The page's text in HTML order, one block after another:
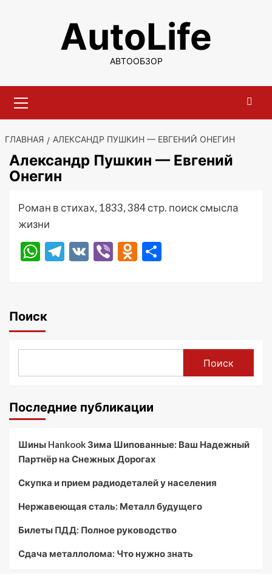
содержимомуAutoLife
АВТООБЗОР
меню
ГЛАВНАЯ АЛЕКСАНДР ПУШКИН — ЕВГЕНИЙ ОНЕГИН
Александр Пушкин — Евгений
Онегин
Роман в стихах, 1833, 384 стр. поиск смысла
жизни
WhatsApp
Telegram
VK ViberOdnoklassniki
Поиск
Поиск
Последние публикации
Шины Hankook Зима Шипованные: Ваш Надежный
Партнёр на Снежных Дорогах
Скупка и прием радиодеталей у населения
Нержавеющая сталь: Металл будущего
Билеты ПДД: Полное руководство
Сдача металлолома: Что нужно знать